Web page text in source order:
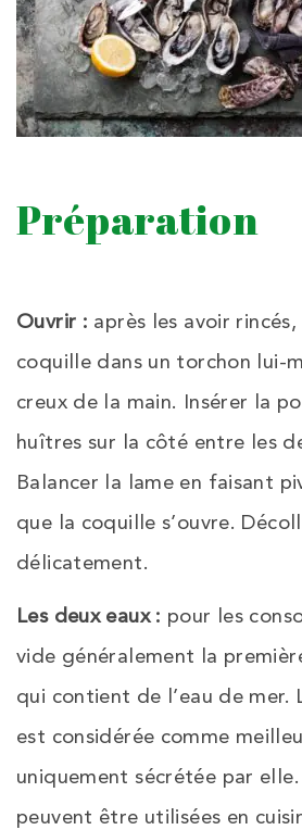
Préparation
Ouvrir : après les avoir
coquille dans un torchon lui-
creux de la main. Insérer la
huîtres sur la côté entre les
Balancer la lame en faisant
que la coquille s’ouvre.
délicatement.
Les deux eaux : pour les
vide généralement la
qui contient de l’eau de mer.
est considérée comme
uniquement sécrétée par
peuvent être utilisées en